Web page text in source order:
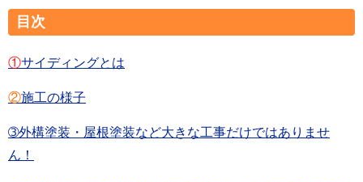
目次
①サイディングとは
②施工の様子
➂外構塗装・屋根塗装など大きな工事だけではありませ
ん！